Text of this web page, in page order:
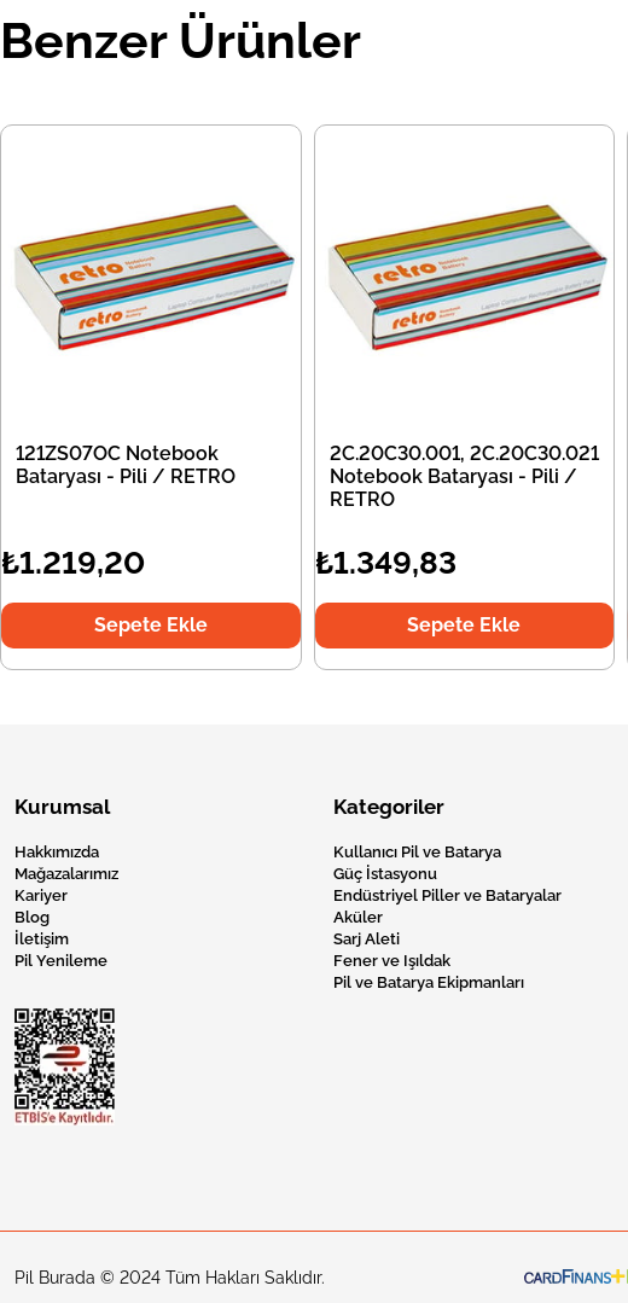
Benzer Ürünler
121ZS07OC Notebook
Bataryası - Pili / RETRO
₺1.219,20
Sepete Ekle
2C.20C30.001, 2C.20C30.021
Notebook Bataryası - Pili /
RETRO
₺1.349,83
Sepete Ekle
Kurumsal
Hakkımızda
Mağazalarımız
Kariyer
Blog
İletişim
Pil Yenileme
Kategoriler
Kullanıcı Pil ve Batarya
Güç İstasyonu
Endüstriyel Piller ve Bataryalar
Aküler
Sarj Aleti
Fener ve Işıldak
Pil ve Batarya Ekipmanları
Pil Burada © 2024 Tüm Hakları Saklıdır.